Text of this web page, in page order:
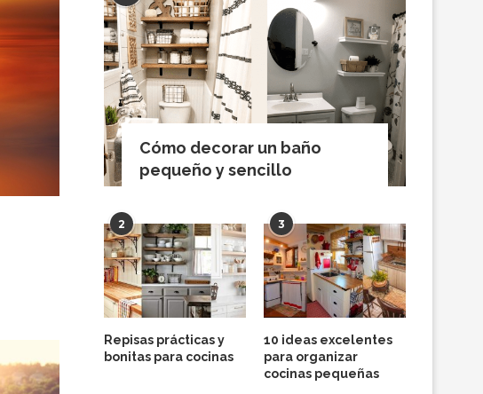
Cómo decorar un baño
pequeño y sencillo
2
Repisas prácticas y
bonitas para cocinas
3
10 ideas excelentes
para organizar
cocinas pequeñas